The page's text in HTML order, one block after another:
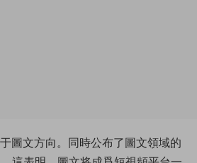
圖文方向。同時公布了圖文領域的